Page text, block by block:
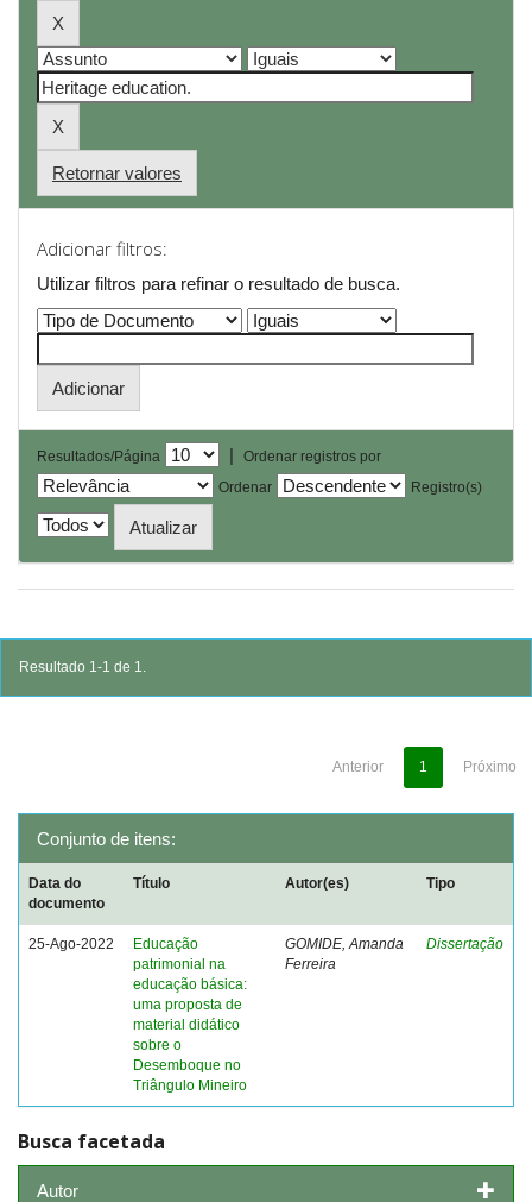
Retornar valores
Adicionar filtros:
Utilizar filtros para refinar o resultado de busca.
Resultados/Página |
Ordenar registros por
Ordenar
Registro(s)
Resultado 1-1 de 1.
Anterior 1 Próximo
Conjunto de itens:
Data do
documento
Título Autor(es) Tipo
25-Ago-2022
Educação
patrimonial na
educação básica:
uma proposta de
material didático
sobre o
Desemboque no
Triângulo Mineiro
GOMIDE, Amanda
Ferreira
Dissertação
Busca facetada
Autor